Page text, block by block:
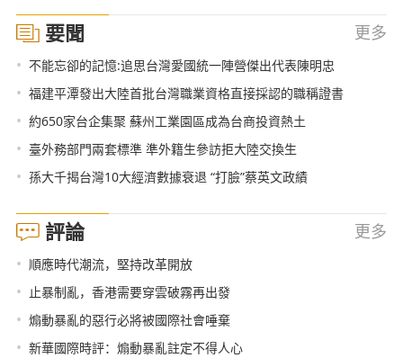
要聞 更多
• 不能忘卻的記憶:追思台灣愛國統一陣營傑出代表陳明忠
• 福建平潭發出大陸首批台灣職業資格直接採認的職稱證書
• 約650家台企集聚 蘇州工業園區成為台商投資熱土
• 臺外務部門兩套標準 準外籍生參訪拒大陸交換生
• 孫大千揭台灣10大經濟數據衰退 “打臉”蔡英文政績
評論 更多
• 順應時代潮流，堅持改革開放
• 止暴制亂，香港需要穿雲破霧再出發
• 煽動暴亂的惡行必將被國際社會唾棄
• 新華國際時評：煽動暴亂註定不得人心